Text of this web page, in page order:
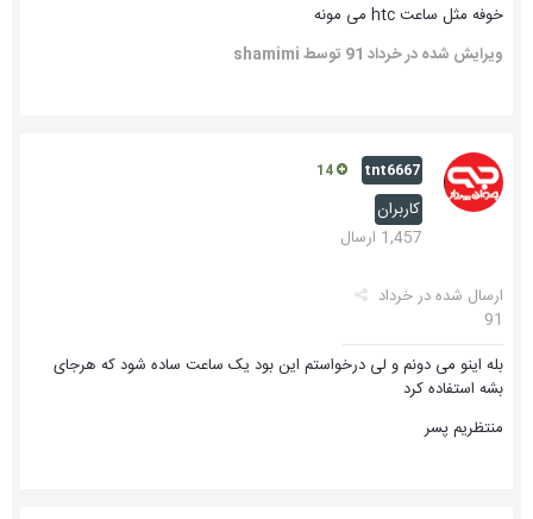
خوفه مثل ساعت htc می مونه
ویرایش شده درخرداد 91 توسط shamimi
tnt6667
کاربران
1,457 ارسال
ارسال شده درخرداد
91
بله اینو می دونم و لی درخواستم این بود یک ساعت ساده شود که هرجای
بشه استفاده کرد
منتظریم پسر